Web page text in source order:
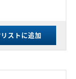
ストに追加